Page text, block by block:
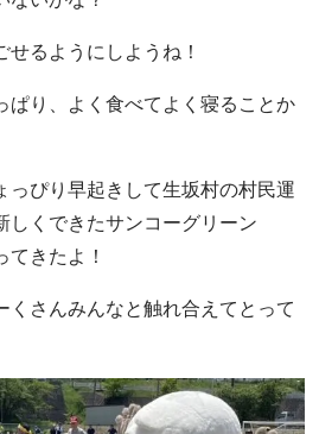
るようにしようね！
ぱり、よく食べてよく寝ることか
っぴり早起きして生坂村の村民運
しくできたサンコーグリーン
きたよ！
くさんみんなと触れ合えてとって